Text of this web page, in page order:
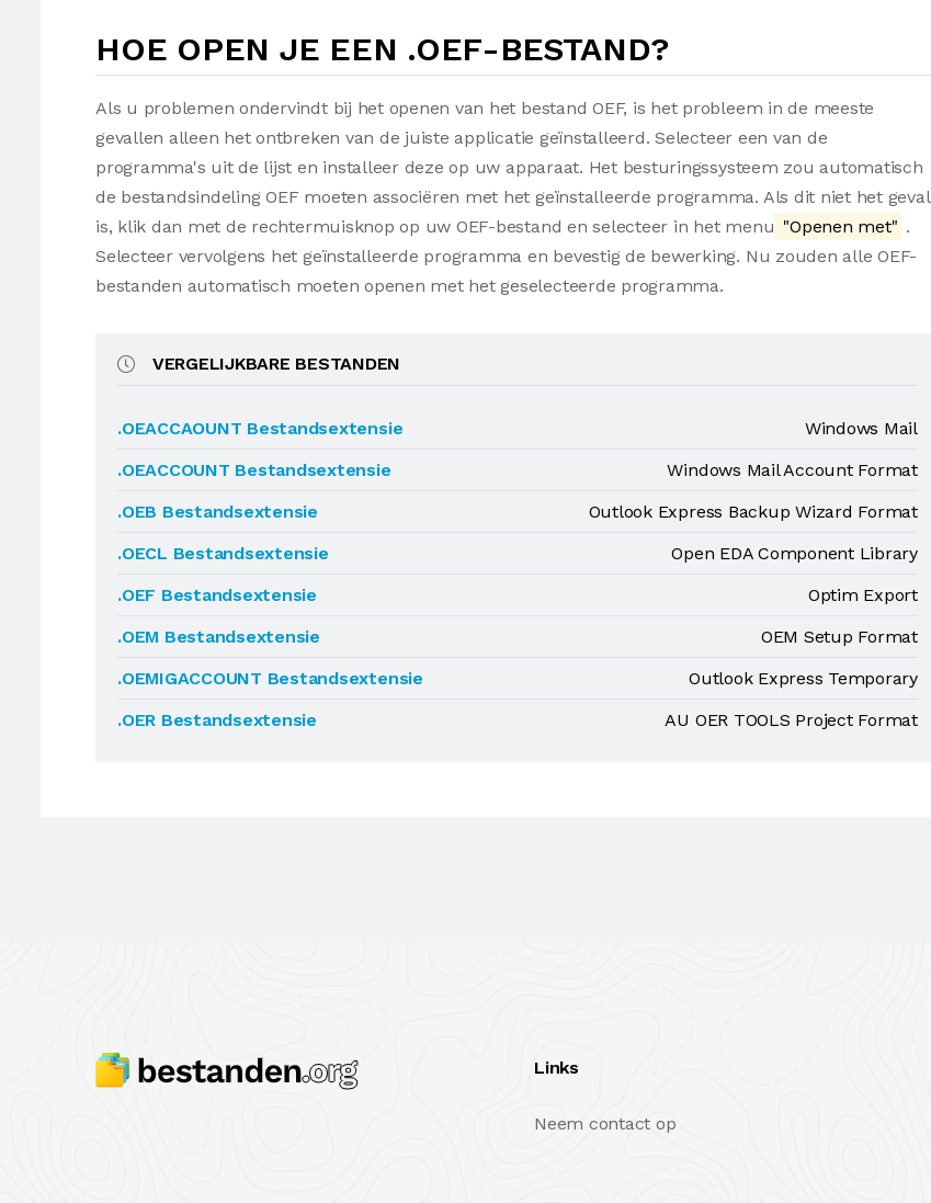
HOE OPEN JE EEN .OEF-BESTAND?
Als u problemen ondervindt bij het openen van het bestand OEF, is het probleem in de meeste
gevallen alleen het ontbreken van de juiste applicatie geïnstalleerd. Selecteer een van de
programma's uit de lijst en installeer deze op uw apparaat. Het besturingssysteem zou automatisch
de bestandsindeling OEF moeten associëren met het geïnstalleerde programma. Als dit niet het geval
is, klik dan met de rechtermuisknop op uw OEF-bestand en selecteer in het menu "Openen met" .
Selecteer vervolgens het geïnstalleerde programma en bevestig de bewerking. Nu zouden alle OEF-
bestanden automatisch moeten openen met het geselecteerde programma.
VERGELIJKBARE BESTANDEN
.OEACCAOUNT Bestandsextensie
Windows Mail
.OEACCOUNT Bestandsextensie
Windows Mail Account Format
.OEB Bestandsextensie
Outlook Express Backup Wizard Format
.OECL Bestandsextensie
Open EDA Component Library
.OEF Bestandsextensie
Optim Export
.OEM Bestandsextensie
OEM Setup Format
.OEMIGACCOUNT Bestandsextensie
Outlook Express Temporary
.OER Bestandsextensie
AU OER TOOLS Project Format
Links
Neem contact op